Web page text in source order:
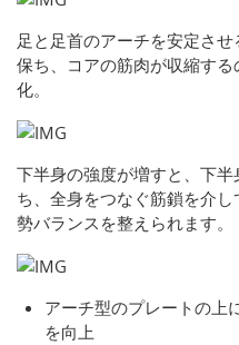
足と足首のアーチを安定さ
保ち、コアの筋肉が収縮す
化。
下半身の強度が増すと、下
ち、全身をつなぐ筋鎖を介
勢バランスを整えられます。
アーチ型のプレートの上
を向上